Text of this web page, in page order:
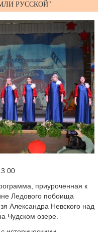
РУССКОЙ"
, приуроченная к
Ледового побоища
Александра Невского над
Чудском озере.